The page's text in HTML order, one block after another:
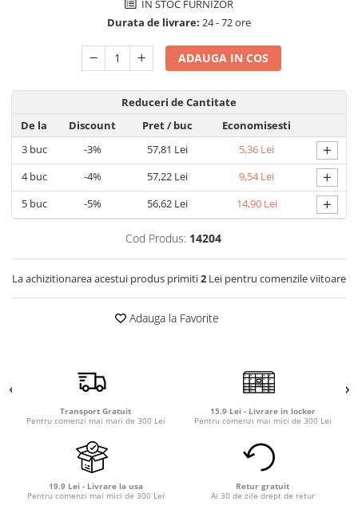
Detergent rufe capsule
Detergent rufe lichid
Detergent rufe pudră
Balsam de rufe
Înălbitor și îndepărtare pete
întreținere țesături
Odorizanți
Odorizanți cameră
IN STOC FURNIZOR
Durata de livrare: 24 - 72 ore
ADAUGA IN COS
Reduceri de Cantitate
De la
Discount Pret/ buc
Economisesti
3buc -3% 57,81 Lei 5,36 Lei +
4buc -4% 57,22 Lei 9,54 Lei +
5buc -5% 56,62 Lei 14,90 Lei +
Cod Produs: 14204
La achizitionarea acestui produs primiti2 Lei pentru comenzile viitoare
Adauga la Favorite
Transport Gratuit
Pentru comenzi mai mari de 300 Lei
15.9 Lei - Livrare in locker
Pentru comenzi mai mici de 300 Lei
19.9 Lei - Livrare la usa
Pentru comenzi mai mici de 300 Lei
Retur gratuit
Ai 30 de zile drept de retur